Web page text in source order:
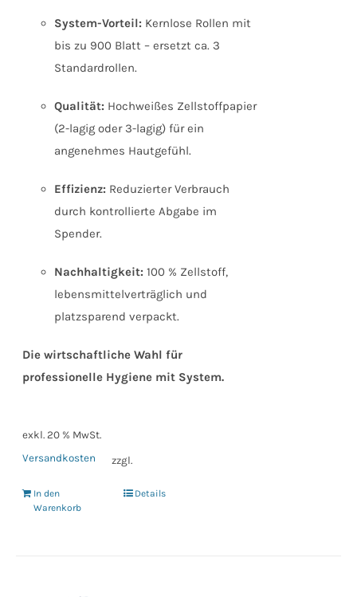
System-Vorteil: Kernlose Rollen mit
bis zu 900 Blatt – ersetzt ca. 3
Standardrollen.
Qualität: Hochweißes Zellstoffpapier
(2-lagig oder 3-lagig) für ein
angenehmes Hautgefühl.
Effizienz: Reduzierter Verbrauch
durch kontrollierte Abgabe im
Spender.
Nachhaltigkeit: 100 % Zellstoff,
lebensmittelverträglich und
platzsparend verpackt.
Die wirtschaftliche Wahl für
professionelle Hygiene mit System.
exkl. 20 % MwSt.
zzgl.
Versandkosten
In den
Warenkorb
Details